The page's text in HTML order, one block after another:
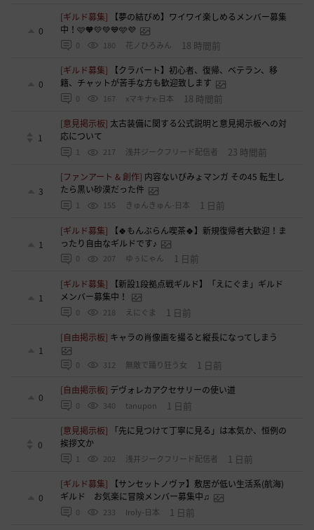
0
[ギルド募集]
【夢の結びめ】ワイワイ楽しめるメンバー募集
中！🩷🧡💛💚💙🩵💜
0 180 花ノひろみん 18 時間前
0
[ギルド募集]
【クラバート】初心者、復帰、ベテラン、移
籍、チャットが苦手な方も歓迎致します
0 167 xマキナx-日本 18 時間前
1
[意見掲示板] 太古装備に関する公式説明と意見掲示板への対
応について
1 217 浅井ジークフリード配信者 23 時間前
3
[ファンアート & 創作] 内容ないびみょマンガ その45 転生し
たら黒い砂漠だった件
1 155 きゅんきゅん-日本 1 日前
1
[ギルド募集]
【🍀もんぶらん喫茶🍀】新規復帰者大歓迎！ま
ったり自由なギルドです♪
0 207 ゆぅにゃん 1 日前
1
[ギルド募集]
【新設1段拠点戦ギルド】「えにぐま」ギルド
メンバー募集中！
0 218 えにぐま 1 日前
1
[自由掲示板] キャラの肖像画を撮ると縦長になってしまう
0 312 無敵で踊り狂う女 1 日前
0
[自由掲示板] デヴォレカアクセサリーの使い道
0 340 tanupon 1 日前
0
[意見掲示板]
「先に見つけて丁寧に見る」は本気か、恒例の
挨拶文か
1 202 浅井ジークフリード配信者 1 日前
0
[ギルド募集]
【サンセットノヴァ】敷居が低い生活系(航海)
ギルド お気楽に冒険メンバー募集中♫
0 233 Iroly-日本 1 日前